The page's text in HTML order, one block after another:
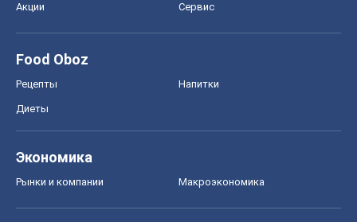
Акции Сервис
Food Oboz
Рецепты Напитки
Диеты
Экономика
Рынки и компании Mакроэкономика